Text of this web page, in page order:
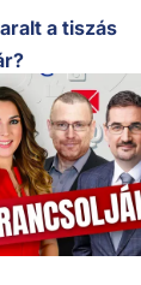
a tiszás